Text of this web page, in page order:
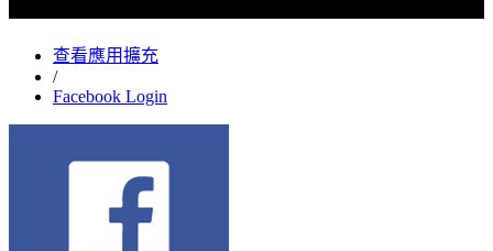
查看應用擴充
/
Facebook Login